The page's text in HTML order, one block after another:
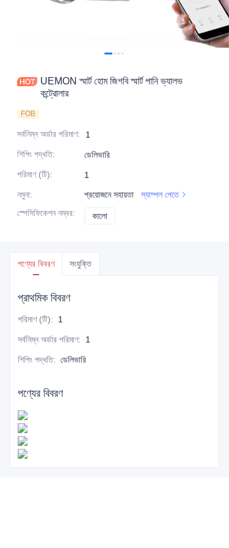
UEMON স্মার্ট হোম জিগবি স্মার্ট পানি ভ্যালভ
কন্ট্রোলার
FOB
সর্বনিম্ন অর্ডার পরিমাণ:
1
শিপিং পদ্ধতি:
ডেলিভারি
পরিমাণ (টি):
1
নমুনা: প্রয়োজনে সহায়তা
স্যাম্পল পেতে
স্পেসিফিকেশন নম্বর: কালো
পণ্যের বিবরণ সংযুক্তি
প্রাথমিক বিবরণ
পরিমাণ (টি): 1
সর্বনিম্ন অর্ডার পরিমাণ: 1
শিপিং পদ্ধতি: ডেলিভারি
পণ্যের বিবরণ